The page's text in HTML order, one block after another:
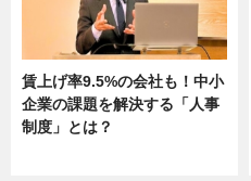
賃上げ率9.5%の会社も！中小
企業の課題を解決する「人事
制度」とは？